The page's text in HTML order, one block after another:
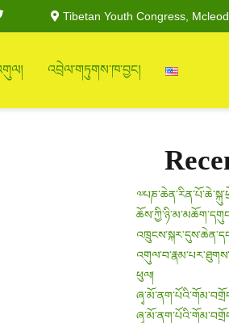
Tibetan Youth Congress,
འབྲེལ་གཏུགས་ཁ་བྱང།
ཕུལ།